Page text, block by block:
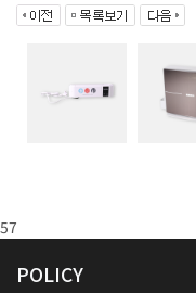
57
POLICY